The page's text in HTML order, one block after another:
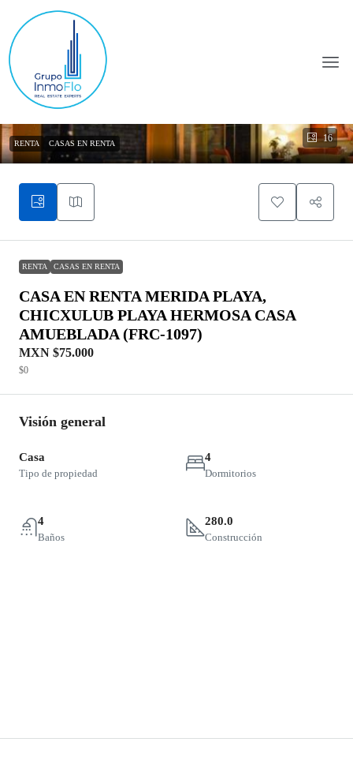
16
RENTA CASAS EN RENTA
RENTA CASAS EN RENTA
CASA EN RENTA MERIDA PLAYA,
CHICXULUB PLAYA HERMOSA CASA
AMUEBLADA (FRC-1097)
MXN $75.000
$0
Visión general
Casa
Tipo de propiedad
4
Dormitorios
4
Baños
280.0
Construcción